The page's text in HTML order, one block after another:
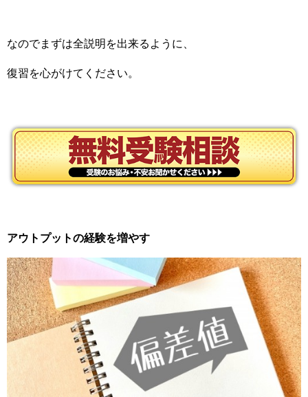
なのでまずは全説明を出来るように、
復習を心がけてください。
アウトプットの経験を増やす